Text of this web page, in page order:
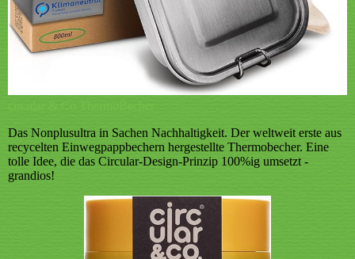
Das Nonplusultra in Sachen Nachhaltigkeit. Der weltweit erste aus
recycelten Einwegpappbechern hergestellte Thermobecher. Eine
tolle Idee, die das Circular-Design-Prinzip 100%ig umsetzt -
grandios!